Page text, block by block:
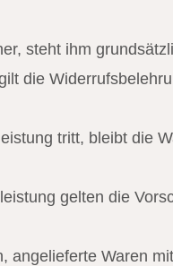
steht ihm
die
tritt, bleibt die
gelten die
angelieferte Waren